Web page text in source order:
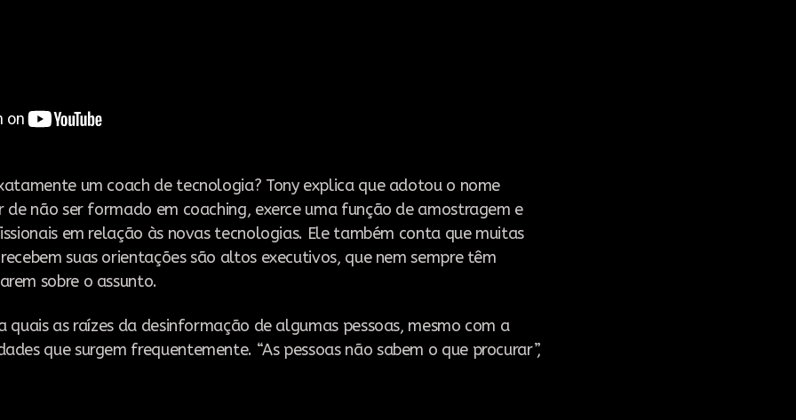
um coach de tecnologia? Tony explica que adotou o nome
de não ser formado em coaching, exerce uma função de amostragem e
em relação às novas tecnologias. Ele também conta que muitas
suas orientações são altos executivos, que nem sempre têm
sobre o assunto.
quais as raízes da desinformação de algumas pessoas, mesmo com a
que surgem frequentemente. “As pessoas não sabem o que procurar”,